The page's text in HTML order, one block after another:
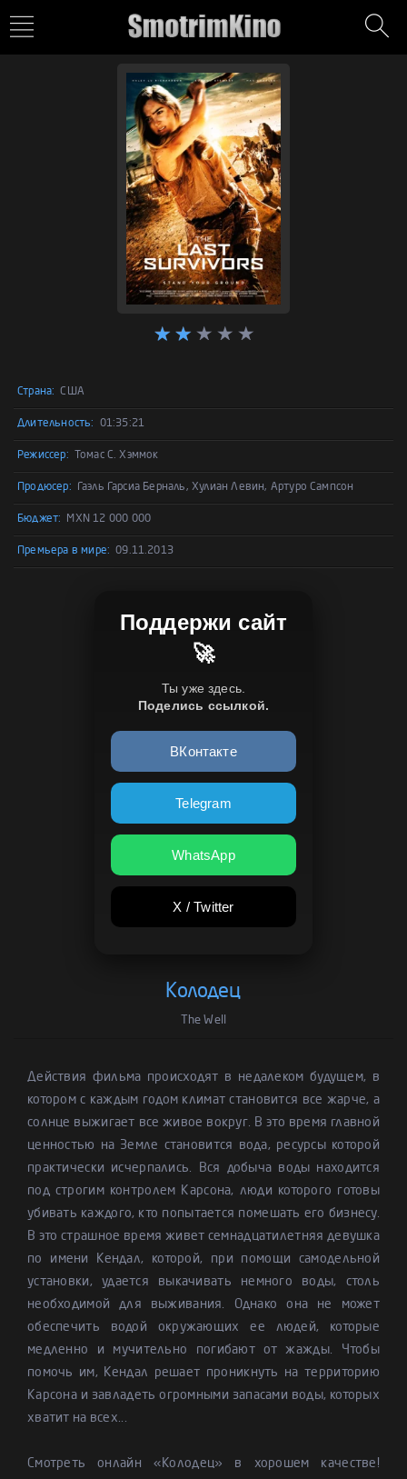
Страна: США
Длительность: 01:35:21
Режиссер: Томас С. Хэммок
Продюсер: Гаэль Гарсиа Берналь, Хулиан Левин, Артуро Сампсон
Бюджет: MXN 12 000 000
Премьера в мире: 09.11.2013
Поддержи сайт
🚀
Ты уже здесь.
Поделись ссылкой.
ВКонтакте
Telegram
WhatsApp
X / Twitter
Колодец
The Well
Действия фильма происходят в недалеком будущем, в
котором с каждым годом климат становится все жарче, а
солнце выжигает все живое вокруг. В это время главной
ценностью на Земле становится вода, ресурсы которой
практически исчерпались. Вся добыча воды находится
под строгим контролем Карсона, люди которого готовы
убивать каждого, кто попытается помешать его бизнесу.
В это страшное время живет семнадцатилетняя девушка
по имени Кендал, которой, при помощи самодельной
установки, удается выкачивать немного воды, столь
необходимой для выживания. Однако она не может
обеспечить водой окружающих ее людей, которые
медленно и мучительно погибают от жажды. Чтобы
помочь им, Кендал решает проникнуть на территорию
Карсона и завладеть огромными запасами воды, которых
хватит на всех...
Смотреть онлайн «Колодец» в хорошем качестве!